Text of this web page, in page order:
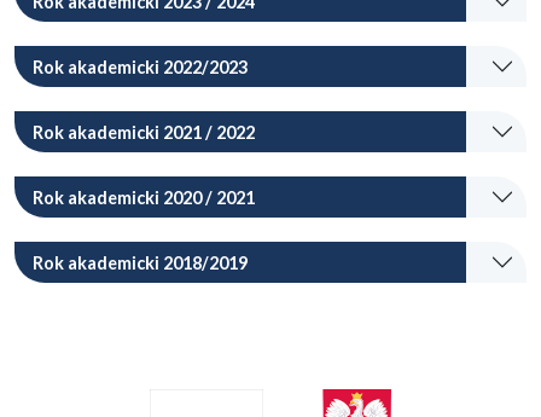
Rok akademicki 2022/2023
Rok akademicki 2021 / 2022
Rok akademicki 2020 / 2021
Rok akademicki 2018/2019